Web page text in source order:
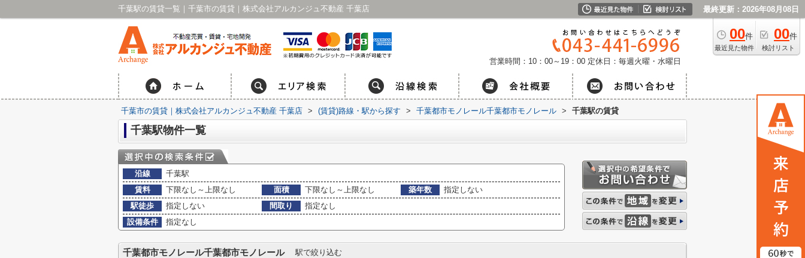
千葉駅の賃貸一覧｜千葉市の賃貸｜株式会社アルカンジュ不動産 千葉店 最終更新：2026年08月08日
00件
最近見た物件
00件
検討リスト
営業時間：10：00～19：00 定休日：毎週火曜・水曜日
千葉市の賃貸｜株式会社アルカンジュ不動産 千葉店 > (賃貸)路線・駅から探す > 千葉都市モノレール千葉都市モノレール > 千葉駅の賃貸
千葉駅物件一覧
沿線
千葉駅
賃料
下限なし～上限なし 面積 下限なし～上限なし 築年数
指定しない
駅徒歩
指定しない 間取り
指定なし
設備条件
指定なし
千葉都市モノレール千葉都市モノレール 駅で絞り込む